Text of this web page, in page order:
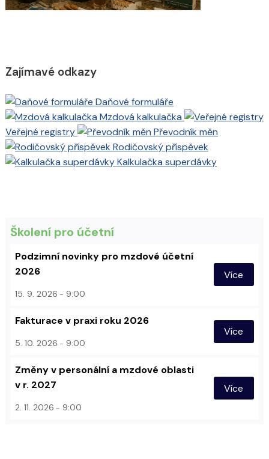
Zajímavé odkazy
Daňové formuláře
Mzdová kalkulačka
Veřejné registry
Převodník měn
Rodičovský příspěvek
Kalkulačka superdávky
Školení pro účetní
Podzimní novinky pro mzdové účetní
2026
15. 9. 2026 9:00
Více
Fakturace v praxi roku 2026
5. 10. 2026 9:00
Více
Změny v personální a mzdové oblasti
v r. 2027
2. 11. 2026 9:00
Více